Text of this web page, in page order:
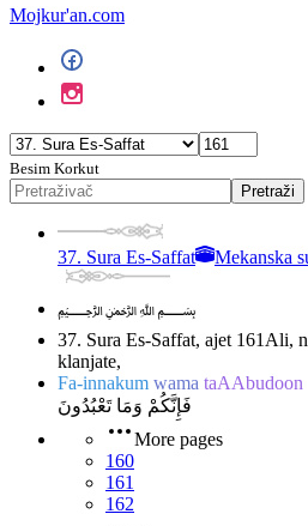
Mojkur'an.com
Besim Korkut
Pretraži
37. Sura Es-Saffat Mekanska
﷽
37. Sura Es-Saffat, ajet 161 Ali,
klanjate,
Fa-innakum wama taAAbudoon
فَإِنَّكُمْ وَمَا تَعْبُدُونَ
More pages
160
161
162